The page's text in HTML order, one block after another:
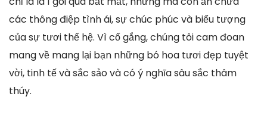
các thông điệp tình ái, sự chúc phúc và biểu tượng
của sự tươi thế hệ. Vì cố gắng, chúng tôi cam đoan
mang về mang lại bạn những bó hoa tươi đẹp tuyệt
vời, tinh tế và sắc sảo và có ý nghĩa sâu sắc thâm
thúy.